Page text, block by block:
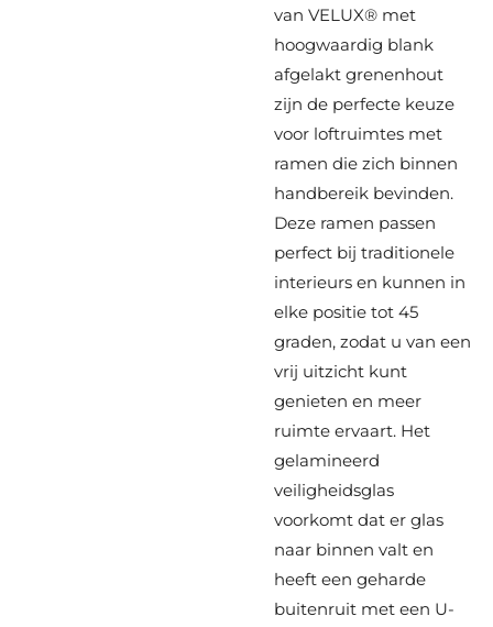
van VELUX® met
hoogwaardig blank
afgelakt grenenhout
zijn de perfecte keuze
voor loftruimtes met
ramen die zich binnen
handbereik bevinden.
Deze ramen passen
perfect bij traditionele
interieurs en kunnen in
elke positie tot 45
graden, zodat u van een
vrij uitzicht kunt
genieten en meer
ruimte ervaart. Het
gelamineerd
veiligheidsglas
voorkomt dat er glas
naar binnen valt en
heeft een geharde
buitenruit met een U-